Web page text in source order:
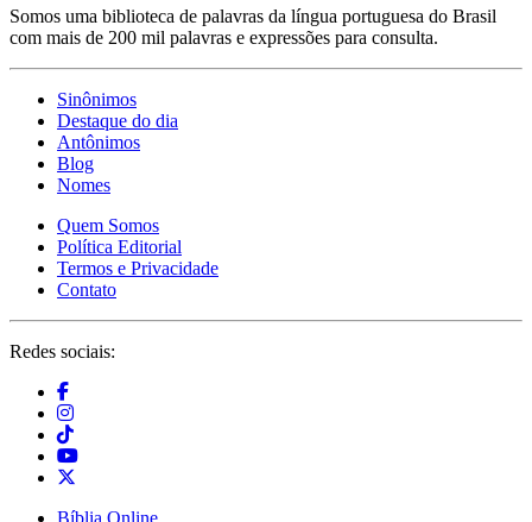
Somos uma biblioteca de palavras da língua portuguesa do Brasil
com mais de 200 mil palavras e expressões para consulta.
Sinônimos
Destaque do dia
Antônimos
Blog
Nomes
Quem Somos
Política Editorial
Termos e Privacidade
Contato
Redes sociais:
Bíblia Online